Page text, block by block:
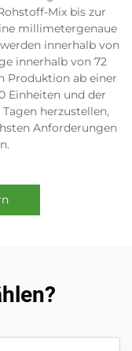
Mix bis zur
millimetergenaue
innerhalb von
innerhalb von 72
Produktion ab einer
Einheiten und der
herzustellen,
Anforderungen